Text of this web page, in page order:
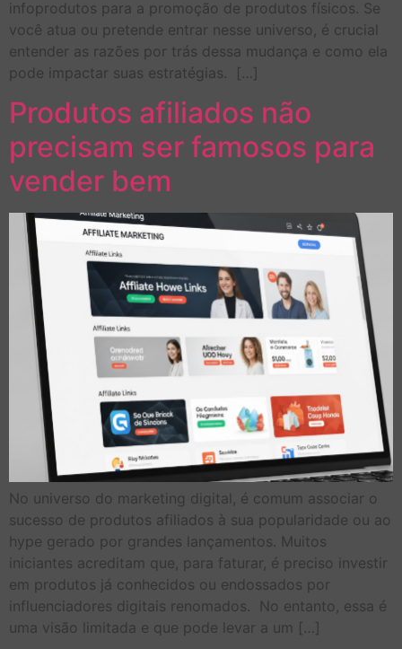
infoprodutos para a promoção de produtos físicos. Se
você atua ou pretende entrar nesse universo, é crucial
entender as razões por trás dessa mudança e como ela
pode impactar suas estratégias. […]
Produtos afiliados não
precisam ser famosos para
vender bem
No universo do marketing digital, é comum associar o
sucesso de produtos afiliados à sua popularidade ou ao
hype gerado por grandes lançamentos. Muitos
iniciantes acreditam que, para faturar, é preciso investir
em produtos já conhecidos ou endossados por
influenciadores digitais renomados. No entanto, essa é
uma visão limitada e que pode levar a um […]